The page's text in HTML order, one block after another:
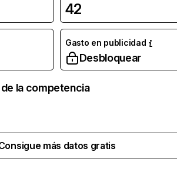
42
Gasto en publicidad
Desbloquear
la competencia
más datos gratis